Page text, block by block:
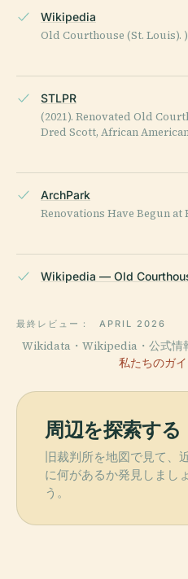
Wikipedia
Old Courthouse (St. Louis). )
STLPR
(2021). Renovated Old
Dred Scott, African
ArchPark
Renovations Have Begun
Wikipedia — Old
最終レビュー： APRIL 2026
Wikidata・Wikipedia・公式情
私たちのガ
周辺を探索する
旧裁判所を地図で見て、
に何があるか発見しましょ
う。